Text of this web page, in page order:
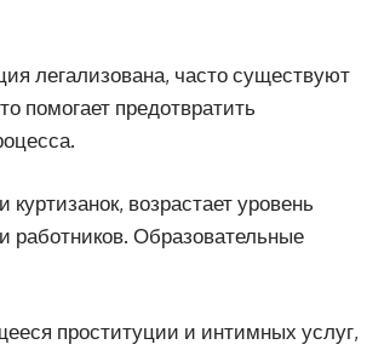
легализована, часто существуют
помогает предотвратить
возрастает уровень
работников. Образовательные
проституции и интимных услуг,